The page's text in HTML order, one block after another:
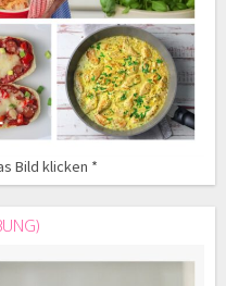
Bild klicken *